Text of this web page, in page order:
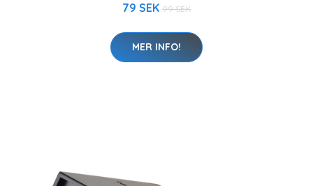
79 SEK 99 SEK
MER INFO!